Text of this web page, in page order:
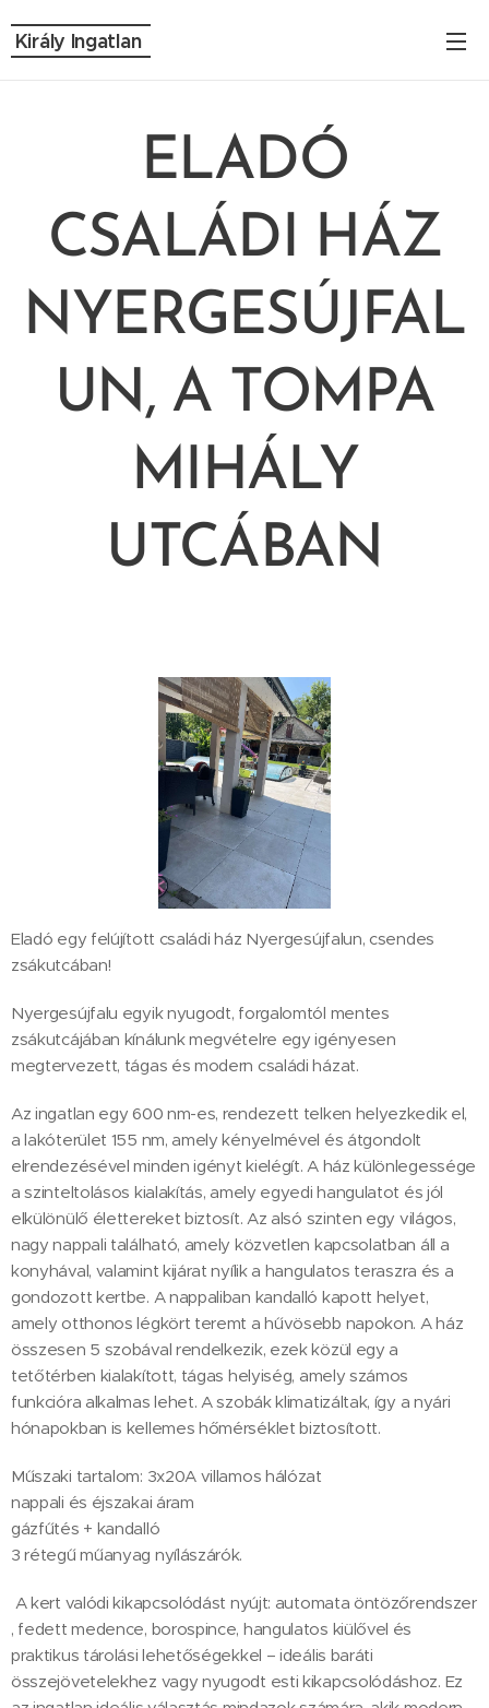
Király Ingatlan
ELADÓ
CSALÁDI HÁZ
NYERGESÚJFAL
UN, A TOMPA
MIHÁLY
UTCÁBAN
Eladó egy felújított családi ház Nyergesújfalun, csendes
zsákutcában!
Nyergesújfalu egyik nyugodt, forgalomtól mentes
zsákutcájában kínálunk megvételre egy igényesen
megtervezett, tágas és modern családi házat.
Az ingatlan egy 600 nm-es, rendezett telken helyezkedik el,
a lakóterület 155 nm, amely kényelmével és átgondolt
elrendezésével minden igényt kielégít. A ház különlegessége
a szinteltolásos kialakítás, amely egyedi hangulatot és jól
elkülönülő élettereket biztosít. Az alsó szinten egy világos,
nagy nappali található, amely közvetlen kapcsolatban áll a
konyhával, valamint kijárat nyílik a hangulatos teraszra és a
gondozott kertbe. A nappaliban kandalló kapott helyet,
amely otthonos légkört teremt a hűvösebb napokon. A ház
összesen 5 szobával rendelkezik, ezek közül egy a
tetőtérben kialakított, tágas helyiség, amely számos
funkcióra alkalmas lehet. A szobák klimatizáltak, így a nyári
hónapokban is kellemes hőmérséklet biztosított.
Műszaki tartalom: 3x20A villamos hálózat
nappali és éjszakai áram
gázfűtés + kandalló
3 rétegű műanyag nyílászárók.
A kert valódi kikapcsolódást nyújt: automata öntözőrendszer
, fedett medence, borospince, hangulatos kiülővel és
praktikus tárolási lehetőségekkel – ideális baráti
összejövetelekhez vagy nyugodt esti kikapcsolódáshoz. Ez